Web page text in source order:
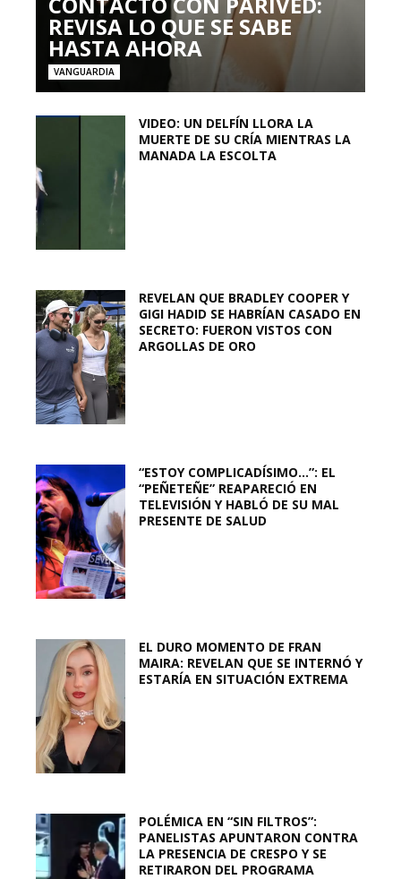
REVISA LO QUE SE SABE
HASTA AHORA
VANGUARDIA
VIDEO: UN DELFÍN LLORA LA
MUERTE DE SU CRÍA MIENTRAS LA
MANADA LA ESCOLTA
REVELAN QUE BRADLEY COOPER Y
GIGI HADID SE HABRÍAN CASADO EN
SECRETO: FUERON VISTOS CON
ARGOLLAS DE ORO
“ESTOY COMPLICADÍSIMO…”: EL
“PEÑETEÑE” REAPARECIÓ EN
TELEVISIÓN Y HABLÓ DE SU MAL
PRESENTE DE SALUD
EL DURO MOMENTO DE FRAN
MAIRA: REVELAN QUE SE INTERNÓ Y
ESTARÍA EN SITUACIÓN EXTREMA
POLÉMICA EN “SIN FILTROS”:
PANELISTAS APUNTARON CONTRA
LA PRESENCIA DE CRESPO Y SE
RETIRARON DEL PROGRAMA